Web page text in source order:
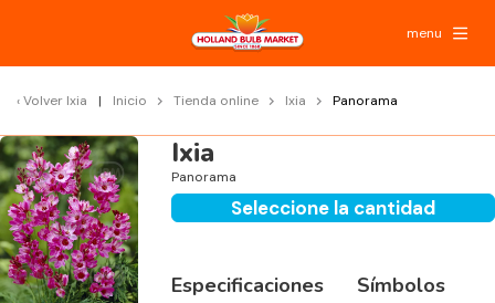
menu
Volver Ixia Inicio Tienda online Ixia Panorama
Ixia
Panorama
Seleccione la cantidad
Especificaciones
Símbolos